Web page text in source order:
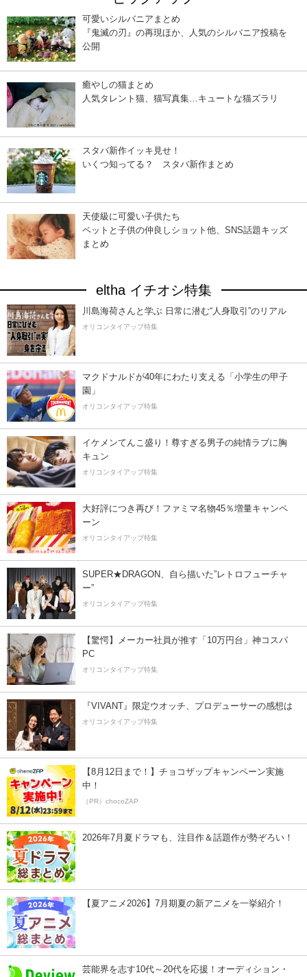
可愛いシルバニアまとめ
『鬼滅の刃』の再現ほか、人気のシルバニア投稿を
公開
癒やしの猫まとめ
人気タレント猫、猫写真集…キュートな猫ズラリ
スタバ新作イッキ見せ！
いくつ知ってる？ スタバ新作まとめ
天使級に可愛い子供たち
ペットと子供の仲良しショット他、SNS話題キッズ
まとめ
eltha イチオシ特集
川島海荷さんと学ぶ 日常に潜む“人身取引”のリアル
オリコンタイアップ特集
マクドナルドが40年にわたり支える「小学生の甲子
園」
オリコンタイアップ特集
イケメンてんこ盛り！尊すぎる男子の純情ラブに胸
キュン
オリコンタイアップ特集
大好評につき再び！ファミマ名物45％増量キャンペ
ーン
オリコンタイアップ特集
SUPER★DRAGON、自ら描いた”レトロフューチャ
ー”
オリコンタイアップ特集
【驚愕】メーカー社員が推す「10万円台」神コスパ
PC
オリコンタイアップ特集
『VIVANT』限定ウオッチ、プロデューサーの感想は
オリコンタイアップ特集
【8月12日まで！】チョコザップキャンペーン実施
中！
（PR）chocoZAP
2026年7月夏ドラマも、注目作＆話題作が勢ぞろい！
【夏アニメ2026】7月期夏の新アニメを一挙紹介！
芸能界を志す10代～20代を応援！オーディション・